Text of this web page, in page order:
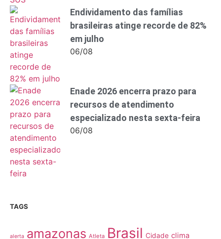
Endividamento das famílias
brasileiras atinge recorde de 82%
em julho
06/08
Enade 2026 encerra prazo para
recursos de atendimento
especializado nesta sexta-feira
06/08
TAGS
alerta amazonas Atleta Brasil Cidade clima